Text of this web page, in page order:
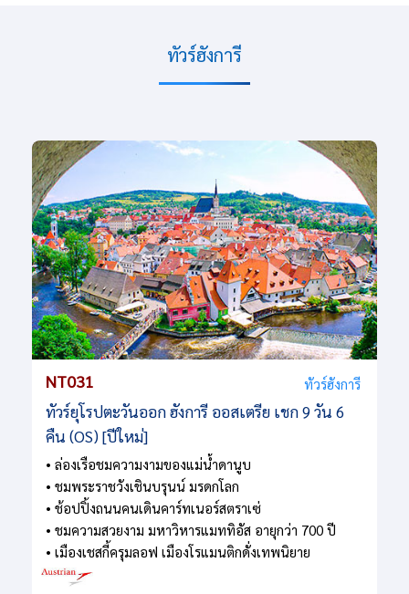
ทัวร์ฮังการี
NT031 ทัวร์ฮังการี
ทัวร์ยุโรปตะวันออก ฮังการี ออสเตรีย เชก 9 วัน 6
คืน (OS) [ปีใหม่]
• ล่องเรือชมความงามของแม่น้ำดานูบ
• ชมพระราชวังเชินบรุนน์ มรดกโลก
• ช้อปปิ้งถนนคนเดินคาร์ทเนอร์สตราเซ่
• ชมความสวยงาม มหาวิหารแมททิอัส อายุกว่า 700 ปี
• เมืองเชสกี้ครุมลอฟ เมืองโรแมนติกดั่งเทพนิยาย